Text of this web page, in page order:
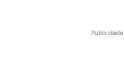
Publicidade